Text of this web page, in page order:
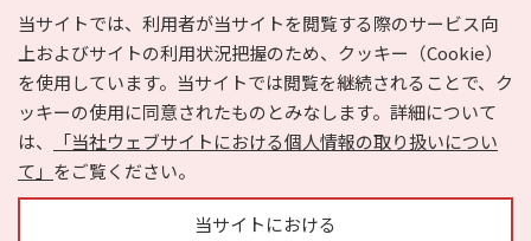
PAGE TOP
当サイトでは、利用者が当サイトを閲覧する際のサービス向
上およびサイトの利用状況把握のため、クッキー（Cookie）
を使用しています。当サイトでは閲覧を継続されることで、ク
ッキーの使用に同意されたものとみなします。詳細について
は、
「当社ウェブサイトにおける個人情報の取り扱いについ
て」 をご覧ください。
当サイトにおける
e-NAVITA（イーナビタ）とは？ お気に入り
ヘルプ
利用規約
個人情報の取り扱いについて
運営会社
サイトマップ
広告掲載に関するお問い合わせ